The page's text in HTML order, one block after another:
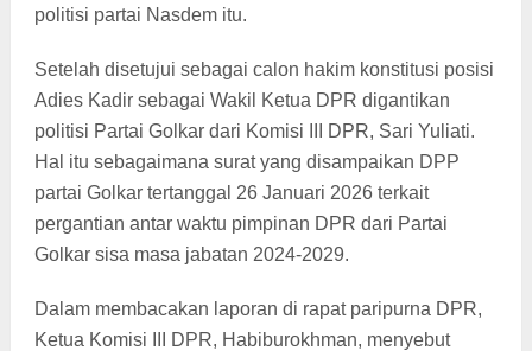
politisi partai Nasdem itu.
Setelah disetujui sebagai calon hakim konstitusi posisi
Adies Kadir sebagai Wakil Ketua DPR digantikan
politisi Partai Golkar dari Komisi III DPR, Sari Yuliati.
Hal itu sebagaimana surat yang disampaikan DPP
partai Golkar tertanggal 26 Januari 2026 terkait
pergantian antar waktu pimpinan DPR dari Partai
Golkar sisa masa jabatan 2024-2029.
Dalam membacakan laporan di rapat paripurna DPR,
Ketua Komisi III DPR, Habiburokhman, menyebut